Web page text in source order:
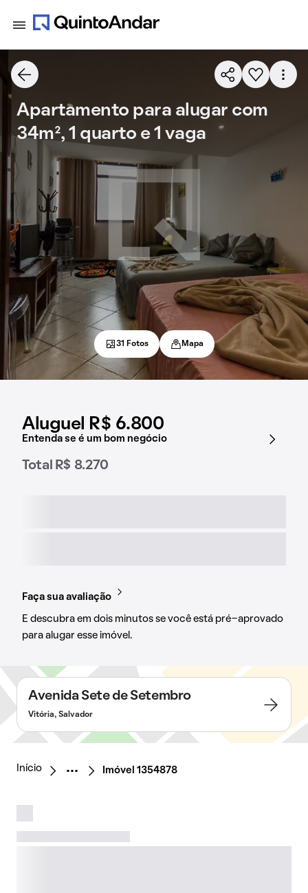
Aluguel R$ 6.800
Entenda se é um bom negócio
Total R$ 8.270
Faça sua avaliação
E descubra em dois minutos se você está pré-aprovado
para alugar esse imóvel.
Apartamento para alugar com
34m², 1 quarto e 1 vaga
31 Fotos Mapa
Avenida Sete de Setembro
Vitória, Salvador
Início Imóvel 1354878